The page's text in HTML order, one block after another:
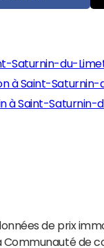
Saturnin-du-
à Saint-Saturnin-
à Saint-Saturnin-
de prix
Communauté de